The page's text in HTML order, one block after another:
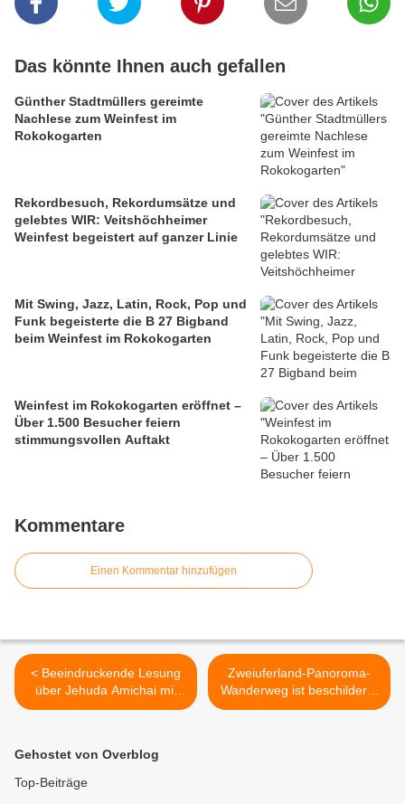
Das könnte Ihnen auch gefallen
Günther Stadtmüllers gereimte
Nachlese zum Weinfest im
Rokokogarten
Rekordbesuch, Rekordumsätze und
gelebtes WIR: Veitshöchheimer
Weinfest begeistert auf ganzer Linie
Mit Swing, Jazz, Latin, Rock, Pop und
Funk begeisterte die B 27 Bigband
beim Weinfest im Rokokogarten
Weinfest im Rokokogarten eröffnet –
Über 1.500 Besucher feiern
stimmungsvollen Auftakt
Kommentare
Einen Kommentar hinzufügen
< Beeindruckende Lesung
über Jehuda Amichai mit
Schauspieler Rainer Appel
Veitshöchheimer Bücherei
Zweiuferland-Panoroma-
Wanderweg ist beschildert -
Feierliche Eröffnung mit
Gehostet von Overblog
Top-Beiträge